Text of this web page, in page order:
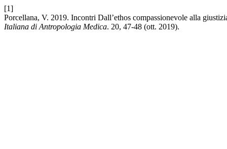
[1]
Porcellana, V. 2019. Incontri Dall’ethos compassionevole alla
Italiana di Antropologia Medica. 20, 47-48 (ott. 2019).